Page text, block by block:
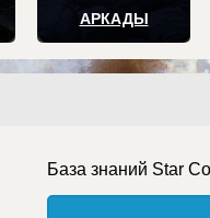
АРКАДЫ
База знаний Star